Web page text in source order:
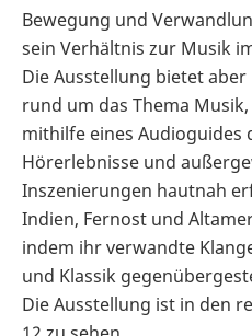
Bewegung und
sein Verhältnis zur Musik
Die Ausstellung bietet
rund um das Thema
mithilfe eines Audioguides
Hörerlebnisse und
Inszenierungen hautnah
Indien, Fernost und
indem ihr verwandte
und Klassik
Die Ausstellung ist in den